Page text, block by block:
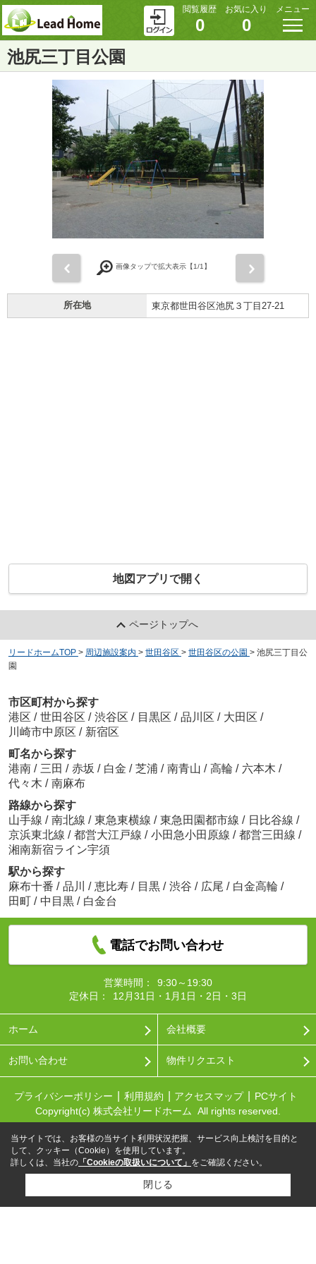
閲覧履歴
0
お気に入り
0
メニュー
池尻三丁目公園
画像タップで拡大表示【1/1】
所在地 東京都世田谷区池尻３丁目27-21
地図アプリで開く
ページトップへ
リードホームTOP > 周辺施設案内 > 世田谷区 > 世田谷区の公園 > 池尻三丁目公
園
市区町村から探す
港区 / 世田谷区 / 渋谷区 / 目黒区 / 品川区 / 大田区 /
川崎市中原区 / 新宿区
町名から探す
港南 / 三田 / 赤坂 / 白金 / 芝浦 / 南青山 / 高輪 / 六本木 /
代々木 / 南麻布
路線から探す
山手線 / 南北線 / 東急東横線 / 東急田園都市線 / 日比谷線 /
京浜東北線 / 都営大江戸線 / 小田急小田原線 / 都営三田線 /
湘南新宿ライン宇須
駅から探す
麻布十番 / 品川 / 恵比寿 / 目黒 / 渋谷 / 広尾 / 白金高輪 /
田町 / 中目黒 / 白金台
電話でお問い合わせ
営業時間：
9:30～19:30
定休日：
12月31日・1月1日・2日・3日
ホーム 会社概要
お問い合わせ 物件リクエスト
プライバシーポリシー 利用規約 アクセスマップ
PCサイト
Copyright(c) 株式会社リードホーム All rights reserved.
当サイトでは、お客様の当サイト利用状況把握、サービス向上検討を目的と
して、クッキー（Cookie）を使用しています。
詳しくは、当社の 「Cookieの取扱いについて」 をご確認ください。
閉じる